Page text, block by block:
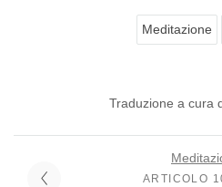
Meditazione
Traduzione a cura
ARTICOLO